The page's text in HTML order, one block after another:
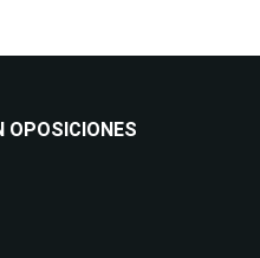
OPOSICIONES